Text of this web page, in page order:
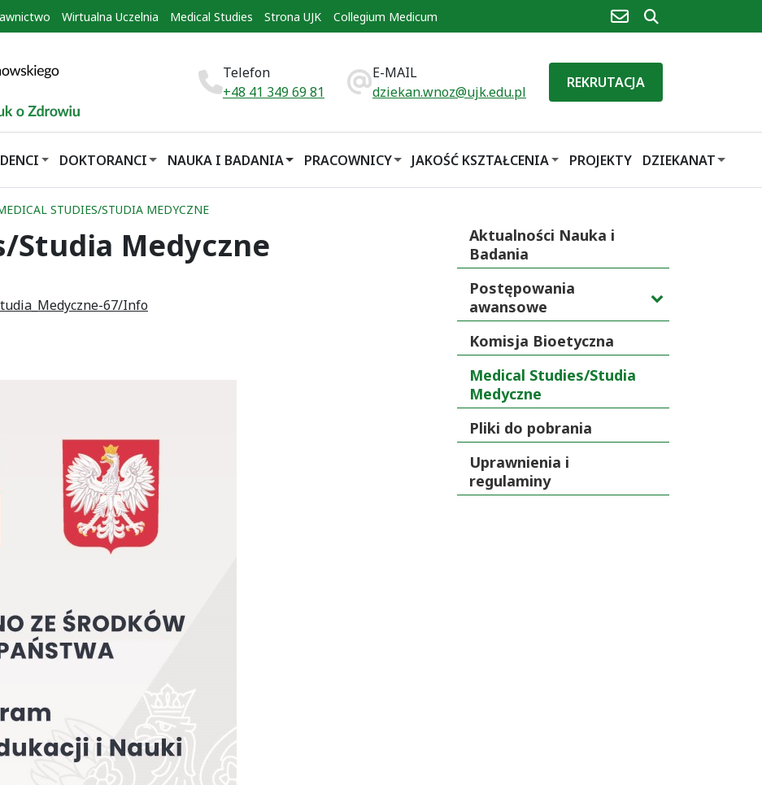
Wirtualna Uczelnia Medical Studies Strona UJK Collegium Medicum poczta
Telefon
+48 41 349 69 81
E-MAIL
dziekan.wnoz@ujk.edu.pl
REKRUTACJA
DOKTORANCI NAUKA I BADANIA PRACOWNICY JAKOŚĆ KSZTAŁCENIA PROJEKTY DZIEKANAT
STUDIES/STUDIA MEDYCZNE
Studia Medyczne
67/Info
Aktualności Nauka i
Badania
Postępowania
awansowe
Komisja Bioetyczna
Medical Studies/Studia
Medyczne
Pliki do pobrania
Uprawnienia i
regulaminy